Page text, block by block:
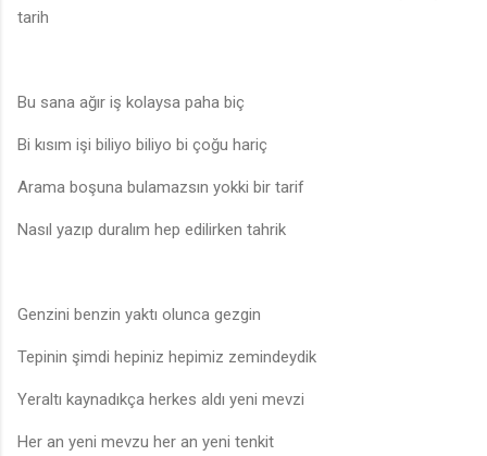
tarih
Bu sana ağır iş kolaysa paha biç
Bi kısım işi biliyo biliyo bi çoğu hariç
Arama boşuna bulamazsın yokki bir tarif
Nasıl yazıp duralım hep edilirken tahrik
Genzini benzin yaktı olunca gezgin
Tepinin şimdi hepiniz hepimiz zemindeydik
Yeraltı kaynadıkça herkes aldı yeni mevzi
Her an yeni mevzu her an yeni tenkit